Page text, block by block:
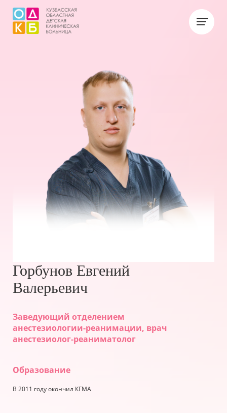
Горбунов Евгений
Валерьевич
Заведующий отделением
анестезиологии-реанимации, врач
анестезиолог-реаниматолог
Образование
В 2011 году окончил КГМА